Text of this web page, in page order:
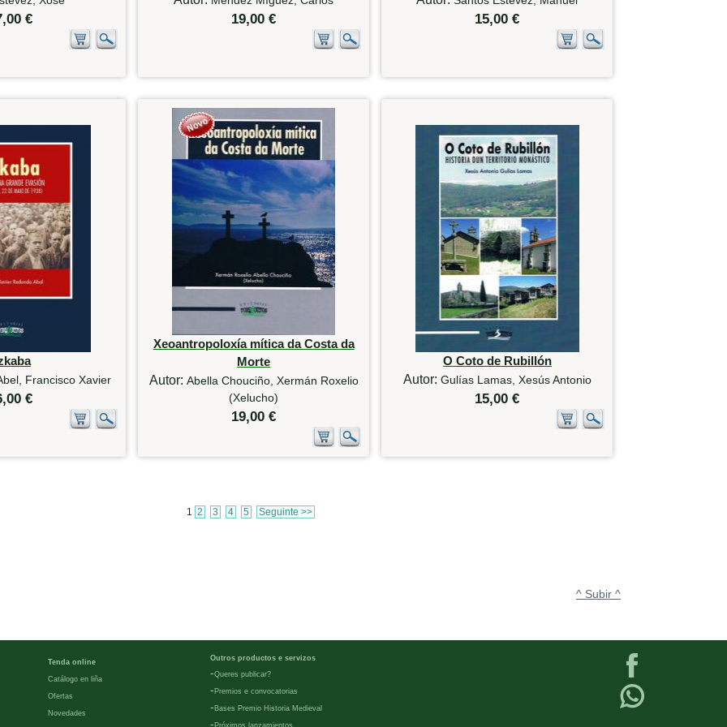
€ 19,00 € 15,00 €
Francisco Xavier
€
Xeoantropoloxía mítica da Costa da
Morte
Autor: Abella Chouciño, Xermán Roxelio
(Xelucho)
19,00 €
O Coto de Rubillón
Autor: Gulías Lamas, Xesús Antonio
15,00 €
1 2 3 4 5 Seguinte >>
^ Subir ^
Tenda online
Catálogo en liña
Ofertas
Novedades
Outros productos e servizos
-Queres publicar?
- Premios e convocatorias
- Bases Premio Historia Medieval
- Próximos lanzamientos